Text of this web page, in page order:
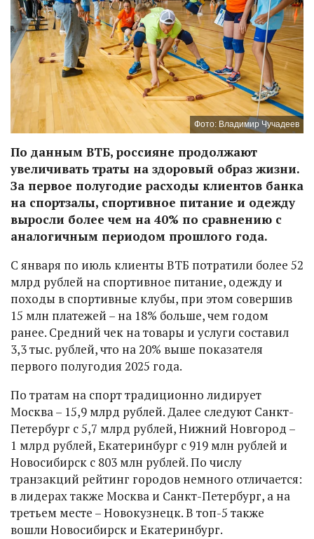
Фото: Владимир Чучадеев
По данным ВТБ, россияне продолжают
увеличивать траты на здоровый образ жизни.
За первое полугодие расходы клиентов банка
на спортзалы, спортивное питание и одежду
выросли более чем на 40% по сравнению с
аналогичным периодом прошлого года.
С января по июль клиенты ВТБ потратили более 52
млрд рублей на спортивное питание, одежду и
походы в спортивные клубы, при этом совершив
15 млн платежей – на 18% больше, чем годом
ранее. Средний чек на товары и услуги составил
3,3 тыс. рублей, что на 20% выше показателя
первого полугодия 2025 года.
По тратам на спорт традиционно лидирует
Москва – 15,9 млрд рублей. Далее следуют Санкт-
Петербург с 5,7 млрд рублей, Нижний Новгород –
1 млрд рублей, Екатеринбург с 919 млн рублей и
Новосибирск с 803 млн рублей. По числу
транзакций рейтинг городов немного отличается:
в лидерах также Москва и Санкт-Петербург, а на
третьем месте – Новокузнецк. В топ-5 также
вошли Новосибирск и Екатеринбург.